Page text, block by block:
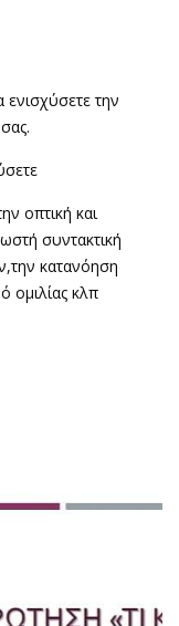
ενισχύσετε την
οπτική και
συντακτική
κατανόηση
ομιλίας κλπ